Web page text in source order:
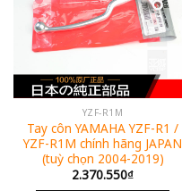
YZF-R1M
Tay côn YAMAHA YZF-R1 /
YZF-R1M chính hãng JAPAN
(tuỳ chọn 2004-2019)
2.370.550₫